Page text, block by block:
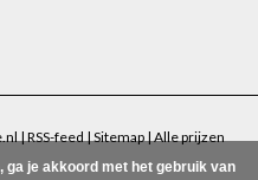
| RSS-feed | Sitemap | Alle prijzen
ga je akkoord met het gebruik van